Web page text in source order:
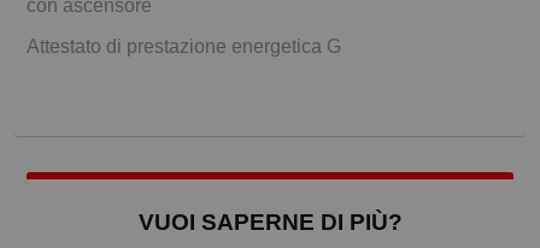
con ascensore
Attestato di prestazione energetica G
VUOI SAPERNE DI PIÙ?